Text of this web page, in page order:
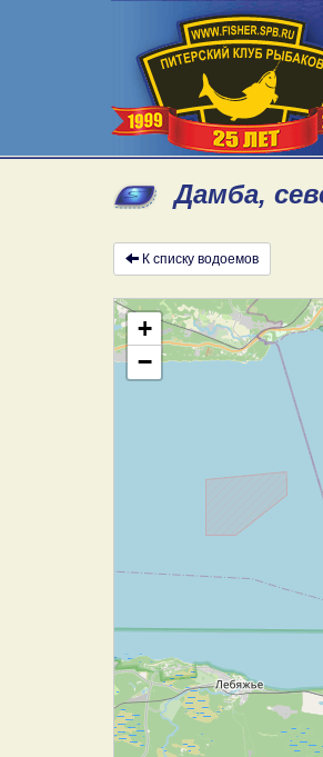
Дамба,
К списку водоемов
+
−